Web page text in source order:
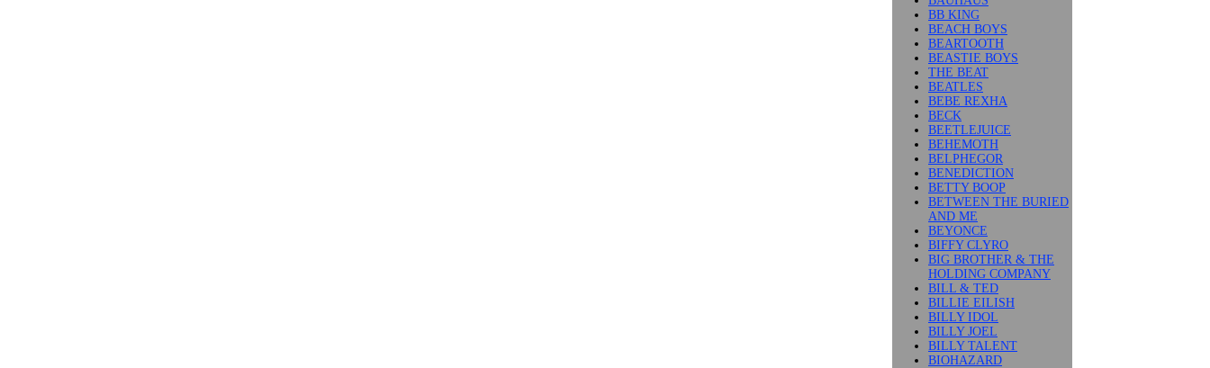
BB KING
BEACH BOYS
BEARTOOTH
BEASTIE BOYS
THE BEAT
BEATLES
BEBE REXHA
BECK
BEETLEJUICE
BEHEMOTH
BELPHEGOR
BENEDICTION
BETTY BOOP
BETWEEN THE BURIED
AND ME
BEYONCE
BIFFY CLYRO
BIG BROTHER & THE
HOLDING COMPANY
BILL & TED
BILLIE EILISH
BILLY IDOL
BILLY JOEL
BILLY TALENT
BIOHAZARD